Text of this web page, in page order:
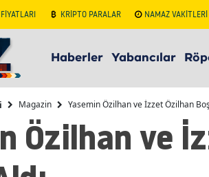
KRİPTO PARALAR NAMAZ VAKİTLERİ
Haberler Yabancılar
Magazin Yasemin Özilhan ve İzzet Özilhan
Özilhan ve